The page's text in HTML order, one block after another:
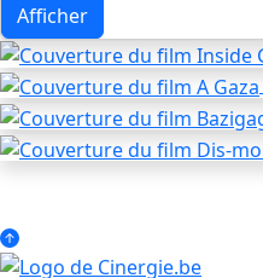
Afficher